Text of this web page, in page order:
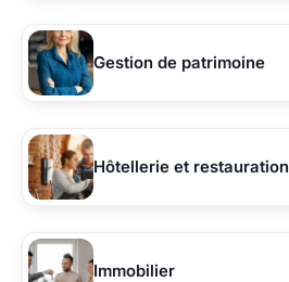
Gestion de patrimoine
Hôtellerie et restauration
Immobilier